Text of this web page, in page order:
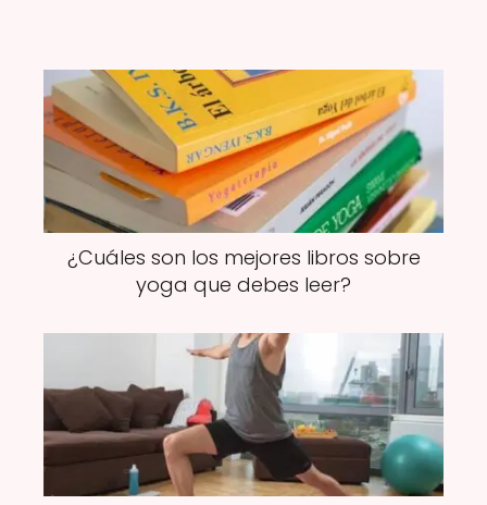
¿Cuáles son los mejores libros sobre
yoga que debes leer?